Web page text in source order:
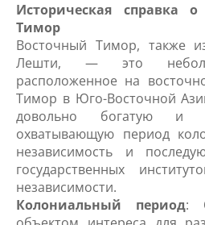
Историческая справка
Тимор
Восточный Тимор, также
Лешти, — это
расположенное на
Тимор в Юго-Восточной
довольно богатую и
охватывающую период
независимость и
государственных
независимости.
Колониальный период: